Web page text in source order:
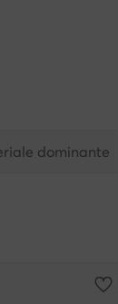
dominante